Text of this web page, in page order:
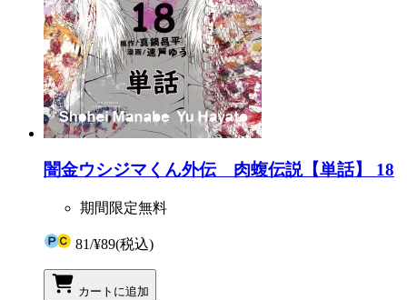
闇金ウシジマくん外伝 肉蝮伝説【単話】 18
期間限定無料
81/¥89(税込)
カートに追加